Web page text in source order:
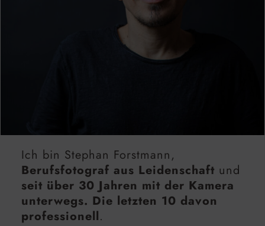
Ich bin Stephan Forstmann,
Berufsfotograf aus Leidenschaft und
seit über 30 Jahren mit der Kamera
unterwegs. Die letzten 10 davon
professionell.